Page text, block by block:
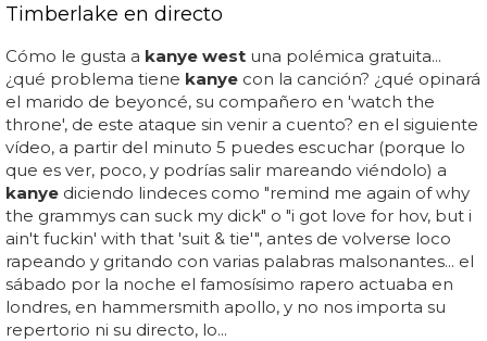
Timberlake en directo
Cómo le gusta a kanye west una polémica gratuita...
¿qué problema tiene kanye con la canción? ¿qué opinará
el marido de beyoncé, su compañero en 'watch the
throne', de este ataque sin venir a cuento? en el siguiente
vídeo, a partir del minuto 5 puedes escuchar (porque lo
que es ver, poco, y podrías salir mareando viéndolo) a
kanye diciendo lindeces como "remind me again of why
the grammys can suck my dick" o "i got love for hov, but i
ain't fuckin' with that 'suit & tie'", antes de volverse loco
rapeando y gritando con varias palabras malsonantes... el
sábado por la noche el famosísimo rapero actuaba en
londres, en hammersmith apollo, y no nos importa su
repertorio ni su directo, lo...